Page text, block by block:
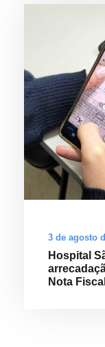
3 de agosto
Hospital
Nota